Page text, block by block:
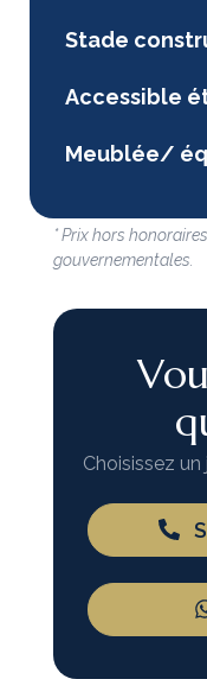
Stade
Accessible
Meublée/
* Prix hors
gouvernementales.
Choisissez